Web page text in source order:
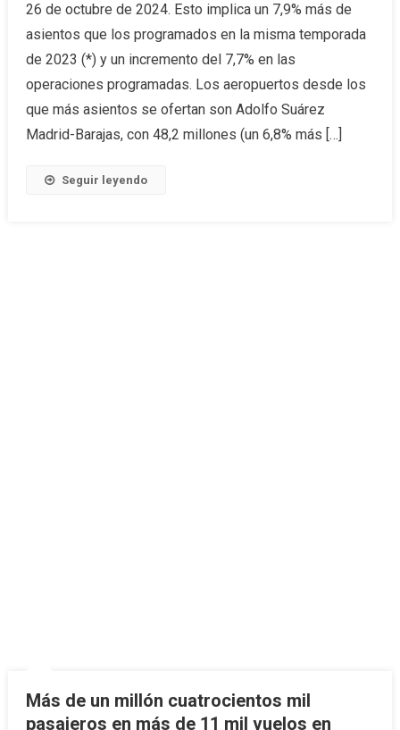
26 de octubre de 2024. Esto implica un 7,9% más de
asientos que los programados en la misma temporada
de 2023 (*) y un incremento del 7,7% en las
operaciones programadas. Los aeropuertos desde los
que más asientos se ofertan son Adolfo Suárez
Madrid-Barajas, con 48,2 millones (un 6,8% más […]
Seguir leyendo
Más de un millón cuatrocientos mil
pasajeros en más de 11 mil vuelos en